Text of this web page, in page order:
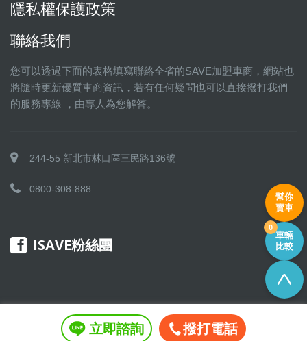
立即諮詢 撥打電話
隱私權保護政策
聯絡我們
您可以透過下面的表格填寫聯絡全省的SAVE加盟車商，網站也
將隨時更新優質車商資訊，若有任何疑問也可以直接撥打我們
的服務專線 ，由專人為您解答。
244-55 新北市林口區三民路136號
0800-308-888
ISAVE粉絲團
Copyright © 2016 SAVE 聯盟 All rights reserved.
幫你
賣車
車輛
比較
0